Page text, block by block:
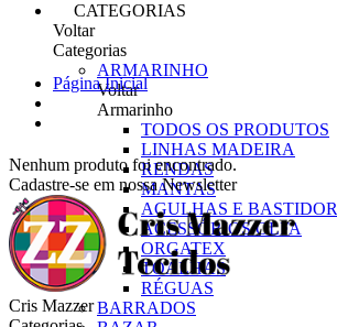
CATEGORIAS
Voltar
Categorias
ARMARINHO
Voltar
Armarinho
TODOS OS PRODUTOS
LINHAS MADEIRA
RENDAS
MANTAS
AGULHAS E BASTIDOR
ACESSÓRIOS OLFA
ORGATEX
TOALHAS
RÉGUAS
BARRADOS
Página Inicial
Nenhum produto foi encontrado.
Cadastre-se em nossa Newsletter
Cris Mazzer